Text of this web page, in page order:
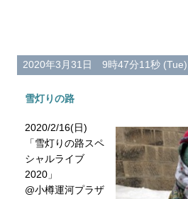
2020年3月31日 9時47分11秒 (Tue)
雪灯りの路
2020/2/16(日)
「雪灯りの路スペ
シャルライブ
2020」
@小樽運河プラザ